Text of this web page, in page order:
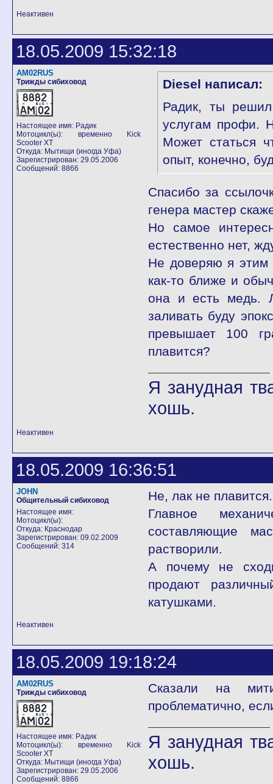
Неактивен
18.05.2009 15:32:18
AM02RUS
Трижды сибиховод
Настоящее имя: Радик
Мотоцикл(ы): временно Kick
Scooter XT
Откуда: Мытищи (иногда Уфа)
Зарегистрирован: 29.05.2006
Сообщений: 8866
Diesel написал:
Радик, ты решил
услугам профи.
Может статься
опыт, конечно,
Спасибо за
генера мастер
Но самое
естественно нет,
Не доверяю я этим
как-то ближе и
она и есть медь.
заливать буду
превышает 100
плавится?
Я занудная
хошь.
Неактивен
18.05.2009 16:36:51
JOHN
Общительный сибиховод
Настоящее имя:
Мотоцикл(ы):
Откуда: Краснодар
Зарегистрирован: 09.02.2009
Сообщений: 314
Не, лак не
Главное
составляющие
растворили.
А почему не
продают
катушками.
Неактивен
18.05.2009 19:18:24
AM02RUS
Трижды сибиховод
Настоящее имя: Радик
Мотоцикл(ы): временно Kick
Scooter XT
Откуда: Мытищи (иногда Уфа)
Зарегистрирован: 29.05.2006
Сообщений: 8866
Сказали на
проблематично,
Я занудная
хошь.